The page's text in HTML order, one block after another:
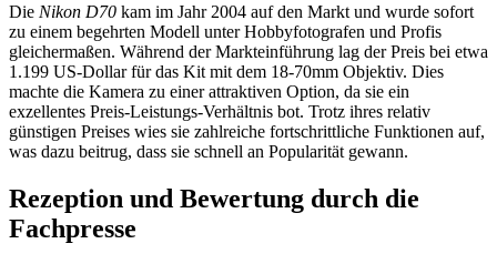
Die Nikon D70 kam im Jahr 2004 auf den Markt und wurde sofort
zu einem begehrten Modell unter Hobbyfotografen und Profis
gleichermaßen. Während der Markteinführung lag der Preis bei etwa
1.199 US-Dollar für das Kit mit dem 18-70mm Objektiv. Dies
machte die Kamera zu einer attraktiven Option, da sie ein
exzellentes Preis-Leistungs-Verhältnis bot. Trotz ihres relativ
günstigen Preises wies sie zahlreiche fortschrittliche Funktionen auf,
was dazu beitrug, dass sie schnell an Popularität gewann.
Rezeption und Bewertung durch die
Fachpresse